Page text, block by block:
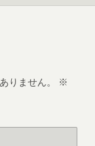
りません。
※